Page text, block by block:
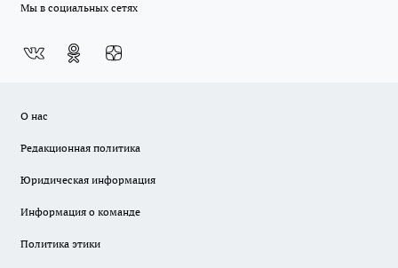
Мы в социальных сетях
О нас
Редакционная политика
Юридическая информация
Информация о команде
Политика этики